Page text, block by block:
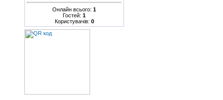
Онлайн всього: 1
Гостей: 1
Користувачів: 0